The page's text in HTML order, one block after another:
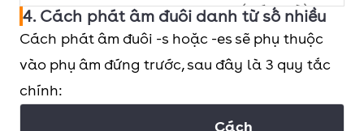
và đứng trước là một phụ
âm: Ta đổi -y thành -i rồi
thêm -es để tạo thành số
nhiều.
phố) ->
cities
baby (em
roof (mái nhà) ->
roofs
safe (két sắt) ->
4. Cách phát âm đuôi danh từ số nhiều
Cách phát âm đuôi -s hoặc -es sẽ phụ thuộc
vào phụ âm đứng trước, sau đây là 3 quy tắc
chính:
Cách